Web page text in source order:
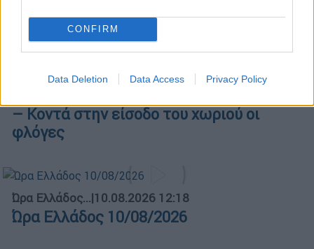
CONFIRM
Data Deletion Data Access Privacy Policy
Ώρα Ελλάδος...|10.08.2026 08:39
– Κοντά στην είσοδο του χωριού οι
φλόγες
Ώρα Ελλάδος...|10.08.2026 12:18
Ώρα Ελλάδος 10/08/2026